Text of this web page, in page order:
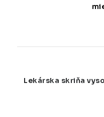
Lekárska skriňa